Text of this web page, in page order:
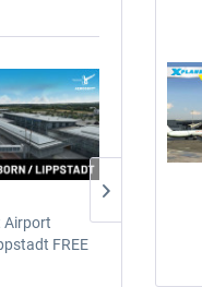
Airport
FREE
24h FREE